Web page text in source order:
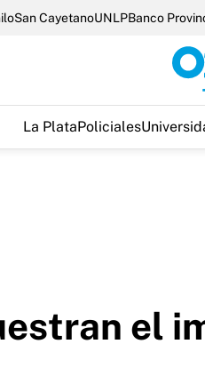
San CayetanoUNLPBanco
La PlataPoliciales
el